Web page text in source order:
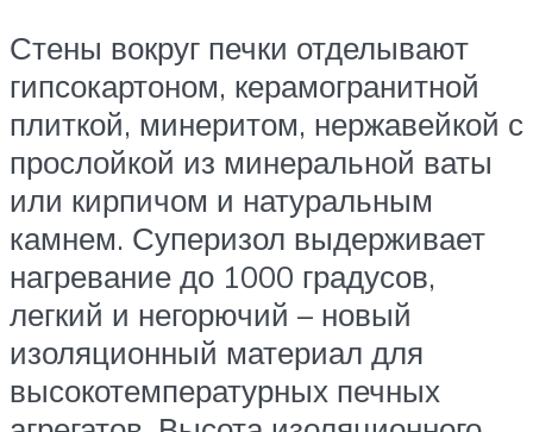
Стены вокруг печки отделывают
гипсокартоном, керамогранитной
плиткой, минеритом, нержавейкой с
прослойкой из минеральной ваты
или кирпичом и натуральным
камнем. Суперизол выдерживает
нагревание до 1000 градусов,
легкий и негорючий – новый
изоляционный материал для
высокотемпературных печных